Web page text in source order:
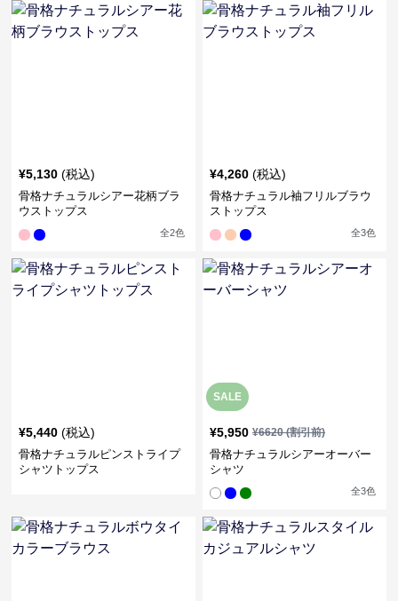
¥5,130 (税込)
骨格ナチュラルシアー花柄ブラ
ウストップス
全2色
¥4,260 (税込)
骨格ナチュラル袖フリルブラウ
ストップス
全3色
¥5,440 (税込)
骨格ナチュラルピンストライプ
シャツトップス
SALE
¥5,950 ¥6620(割引前)
骨格ナチュラルシアーオーバー
シャツ
全3色